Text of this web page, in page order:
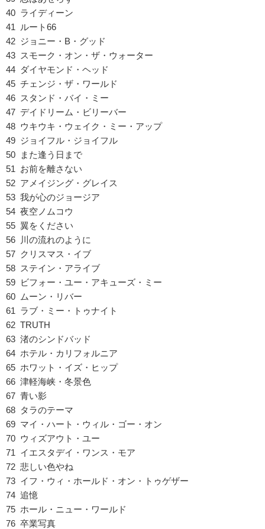
40 ライディーン
41 ルート66
42 ジョニー・B・グッド
43 スモーク・オン・ザ・ウォーター
44 ダイヤモンド・ヘッド
45 チェンジ・ザ・ワールド
46 スタンド・バイ・ミー
47 デイドリーム・ビリーバー
48 ウキウキ・ウェイク・ミー・アップ
49 ジョイフル・ジョイフル
50 また逢う日まで
51 お前を離さない
52 アメイジング・グレイス
53 我が心のジョージア
54 夜空ノムコウ
55 翼をください
56 川の流れのように
57 クリスマス・イブ
58 ステイン・アライブ
59 ビフォー・ユー・アキューズ・ミー
60 ムーン・リバー
61 ラブ・ミー・トゥナイト
62 TRUTH
63 渚のシンドバッド
64 ホテル・カリフォルニア
65 ホワット・イズ・ヒップ
66 津軽海峡・冬景色
67 青い影
68 タラのテーマ
69 マイ・ハート・ウィル・ゴー・オン
70 ウィズアウト・ユー
71 イエスタデイ・ワンス・モア
72 悲しい色やね
73 イフ・ウィ・ホールド・オン・トゥゲザー
74 追憶
75 ホール・ニュー・ワールド
76 卒業写真